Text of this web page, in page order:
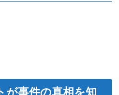
が事件の真相を知